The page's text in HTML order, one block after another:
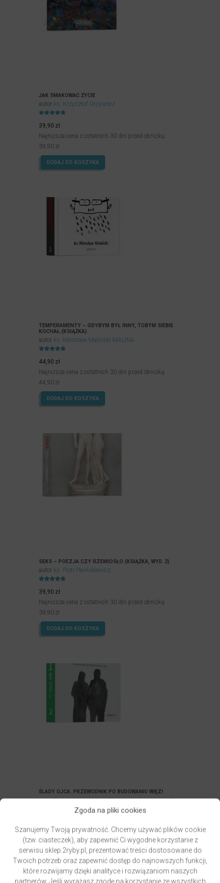
Zgoda na pliki cookies
Szanujemy Twoją prywatność. Chcemy używać plików cookie
(tzw. ciasteczek), aby zapewnić Ci wygodne korzystanie z
serwisu sklep.2ryby.pl, prezentować treści dostosowane do
Twoich potrzeb oraz zapewnić dostęp do najnowszych funkcji,
które rozwijamy dzięki analityce i rozwiązaniom naszych
partnerów. Jeśli wyrażasz zgodę na korzystanie ze wszystkich
JAK SMAKOWAĆ ŻYCIE
autor ks. Krzysztof Grzywocz
4.97
na 5.
39,90 zł
Najniższa cena z ostatnich 30 dni przed obniżką:
39,90 zł
DODAJ DO KOSZYKA
TEMPERAMENTY – GDYBYM BYŁ INNY, TOBYM SIEBIE
KOCHAŁ (KSIĄŻKA)
autor ks. Mirosław Maliński MALINA
4.96
na 5.
44,90 zł
Najniższa cena z ostatnich 30 dni przed obniżką:
44,90 zł
DODAJ DO KOSZYKA
SEKS – POEZJA CZY RZEMIOSŁO (KSIĄŻKA, WYD. 2)
autor ks. Piotr Pawlukiewicz
4.93
na 5.
39,90 zł
Najniższa cena z ostatnich 30 dni przed obniżką:
39,90 zł
DODAJ DO KOSZYKA
ŚLADY OJCA. PRZEWODNIK PO BUDOWANIU WIĘZI
autorks. Mirosław Maliński MALINA ks. Krzysztof
Oceniony
5.00
na 5.
44,90 zł
Najniższa cena z ostatnich 30 dni przed obniżką:
44,90 zł
DODAJ DO KOSZYKA